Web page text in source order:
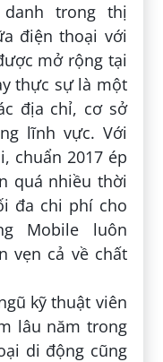
trong thị
điện thoại với
mở rộng tại
thực sự là một
địa chỉ, cơ sở
lĩnh vực. Với
chuẩn 2017 ép
quá nhiều thời
đa chi phí cho
Mobile luôn
vẹn cả về chất
kỹ thuật viên
lâu năm trong
di động cũng